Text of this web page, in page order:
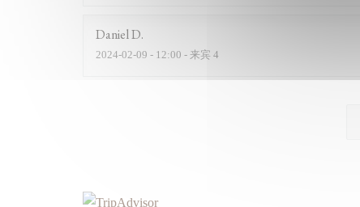
DanielD
2024-02-09 - 12:00 - 来宾 4